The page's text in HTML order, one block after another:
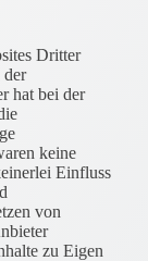
Dritter
der
hat bei der
keine
Einfluss
von
zu Eigen